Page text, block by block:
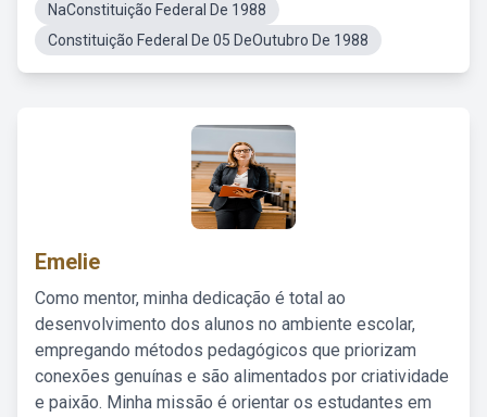
NaConstituição Federal De 1988
Constituição Federal De 05 DeOutubro De 1988
Emelie
Como mentor, minha dedicação é total ao
desenvolvimento dos alunos no ambiente escolar,
empregando métodos pedagógicos que priorizam
conexões genuínas e são alimentados por criatividade
e paixão. Minha missão é orientar os estudantes em